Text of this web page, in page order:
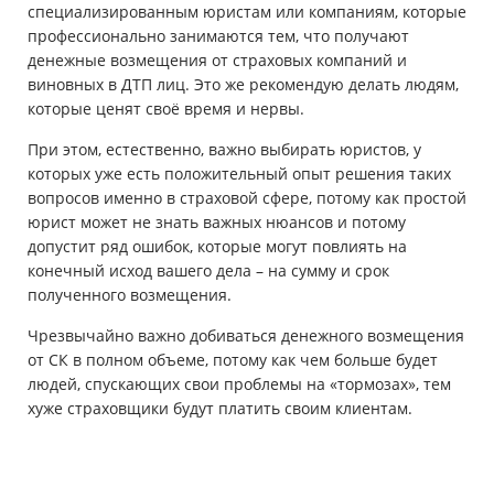
специализированным юристам или компаниям, которые
профессионально занимаются тем, что получают
денежные возмещения от страховых компаний и
виновных в ДТП лиц. Это же рекомендую делать людям,
которые ценят своё время и нервы.
При этом, естественно, важно выбирать юристов, у
которых уже есть положительный опыт решения таких
вопросов именно в страховой сфере, потому как простой
юрист может не знать важных нюансов и потому
допустит ряд ошибок, которые могут повлиять на
конечный исход вашего дела – на сумму и срок
полученного возмещения.
Чрезвычайно важно добиваться денежного возмещения
от СК в полном объеме, потому как чем больше будет
людей, спускающих свои проблемы на «тормозах», тем
хуже страховщики будут платить своим клиентам.